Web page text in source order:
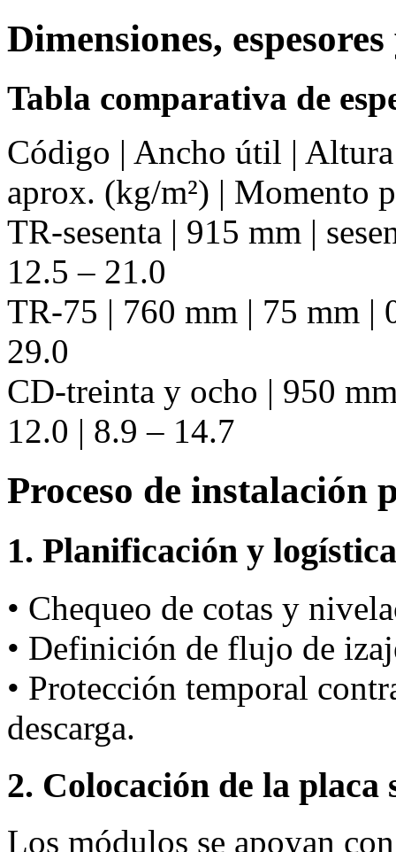
Dimensiones,
Tabla comparativa de
Código | Ancho útil |
aprox. (kg/m²) | Momento
TR-sesenta | 915 mm |
12.5 – 21.0
TR-75 | 760 mm | 75 mm |
29.0
CD-treinta y ocho | 950
12.0 | 8.9 – 14.7
Proceso de instalación
1. Planificación y
• Chequeo de cotas y
• Definición de flujo de
• Protección temporal
descarga.
2. Colocación de la placa
Los módulos se apoyan